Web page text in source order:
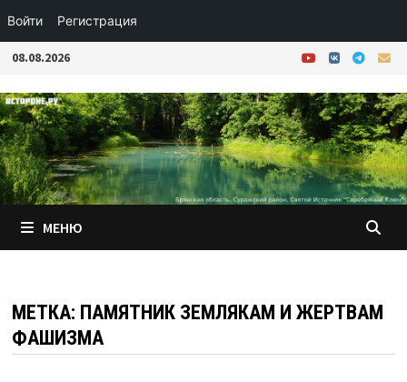
Войти Регистрация
Перейти
содержимому
08.08.2026
МЕНЮ
МЕТКА: ПАМЯТНИК ЗЕМЛЯКАМ И ЖЕРТВАМ
ФАШИЗМА